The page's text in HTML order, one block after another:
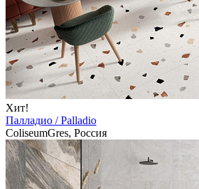
Хит!
Палладио / Palladio
ColiseumGres, Россия